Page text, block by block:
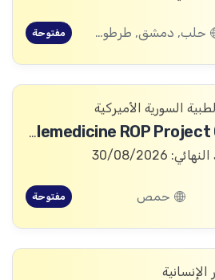
حلب, دمشق, طرطوس, ريف دمشق, ديرالزور, درعا, السويداء, إدلب, القنيطرة, اللاذقية, الرقة, حمص, الحسكة, حماة مفتوحة
السورية الأميركية
Telemedicine ROP Project Officer
30/08/2026
حمص مفتوحة